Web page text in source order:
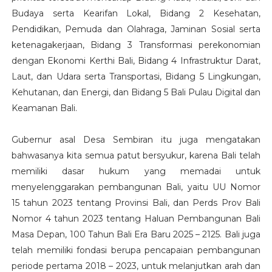
Budaya serta Kearifan Lokal, Bidang 2 Kesehatan,
Pendidikan, Pemuda dan Olahraga, Jaminan Sosial serta
ketenagakerjaan, Bidang 3 Transformasi perekonomian
dengan Ekonomi Kerthi Bali, Bidang 4 Infrastruktur Darat,
Laut, dan Udara serta Transportasi, Bidang 5 Lingkungan,
Kehutanan, dan Energi, dan Bidang 5 Bali Pulau Digital dan
Keamanan Bali.
Gubernur asal Desa Sembiran itu juga mengatakan
bahwasanya kita semua patut bersyukur, karena Bali telah
memiliki dasar hukum yang memadai untuk
menyelenggarakan pembangunan Bali, yaitu UU Nomor
15 tahun 2023 tentang Provinsi Bali, dan Perds Prov Bali
Nomor 4 tahun 2023 tentang Haluan Pembangunan Bali
Masa Depan, 100 Tahun Bali Era Baru 2025 – 2125. Bali juga
telah memiliki fondasi berupa pencapaian pembangunan
periode pertama 2018 – 2023, untuk melanjutkan arah dan